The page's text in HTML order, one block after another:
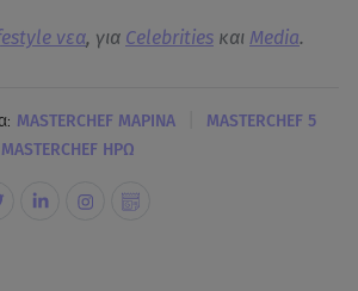
νεα, για Celebrities και Media.
MASTERCHEF ΜΑΡΙΝΑ MASTERCHEF 5
MASTERCHEF ΗΡΩ